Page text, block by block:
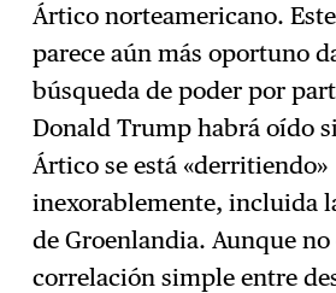
Ártico norteamericano.
parece aún más oportuno
búsqueda de poder por
Donald Trump habrá oído
Ártico se está «derritiendo»
inexorablemente, incluida
de Groenlandia. Aunque
correlación simple entre